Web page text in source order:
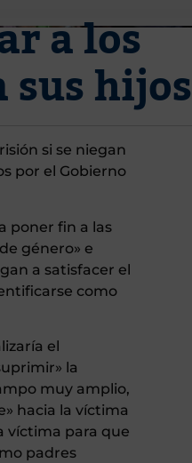
a los
hijos
si se niegan
por el Gobierno
poner fin a las
género» e
a satisfacer el
como
el
la
muy amplio,
hacia la víctima
víctima para que
padres